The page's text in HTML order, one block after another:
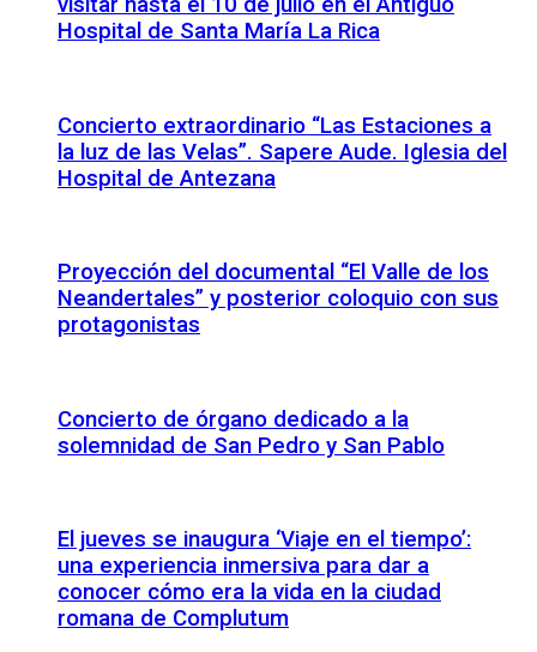
Hospital de Santa María La Rica
Concierto extraordinario “Las Estaciones a
la luz de las Velas”. Sapere Aude. Iglesia del
Hospital de Antezana
Proyección del documental “El Valle de los
Neandertales” y posterior coloquio con sus
protagonistas
Concierto de órgano dedicado a la
solemnidad de San Pedro y San Pablo
El jueves se inaugura ‘Viaje en el tiempo’:
una experiencia inmersiva para dar a
conocer cómo era la vida en la ciudad
romana de Complutum